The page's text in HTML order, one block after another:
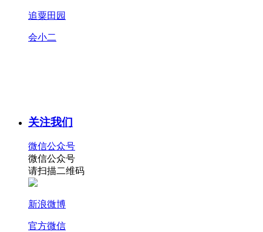
追粟田园
会小二
关注我们
微信公众号
微信公众号
请扫描二维码
新浪微博
官方微信